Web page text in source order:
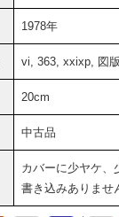
1978年
vi, 363, xxixp, 図
20cm
中古品
カバーに少ヤケ
書き込みありませ